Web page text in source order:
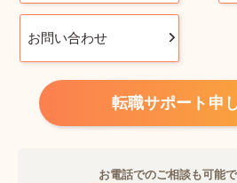
お問い合わせ
転職サポート申
お電話でのご相談も可能